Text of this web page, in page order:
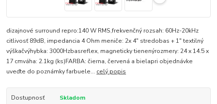
dizajnové surround repro:140 W RMS,frekvenčný rozsah: 60Hz-20kHz
citlivosť 89dB, impedancia 4 Ohm meniče: 2x 4" stredobas + 1" textilný
výškačvýhybka: 3000Hzbasreflex, magneticky tienenýrozmery: 24 x 14.5 x
17 cmváha: 2.1kg (ks)FARBA: čierna, červená a bielapri objednávke
uveďte do poznámky farbuele... celý popis
Dostupnosť Skladom